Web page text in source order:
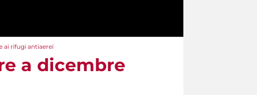
ai rifugi antiaerei
a dicembre